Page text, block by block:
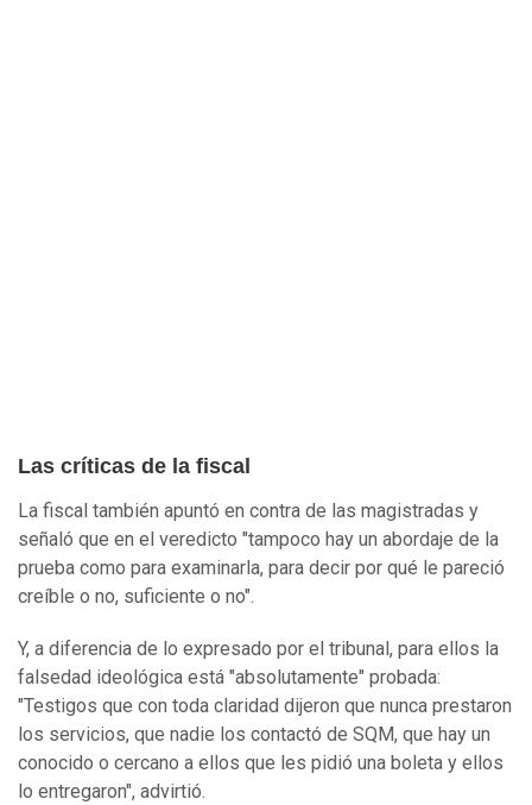
Las críticas de la fiscal
La fiscal también apuntó en contra de las magistradas y
señaló que en el veredicto "tampoco hay un abordaje de la
prueba como para examinarla, para decir por qué le pareció
creíble o no, suficiente o no".
Y, a diferencia de lo expresado por el tribunal, para ellos la
falsedad ideológica está "absolutamente" probada:
"Testigos que con toda claridad dijeron que nunca prestaron
los servicios, que nadie los contactó de SQM, que hay un
conocido o cercano a ellos que les pidió una boleta y ellos
lo entregaron", advirtió.